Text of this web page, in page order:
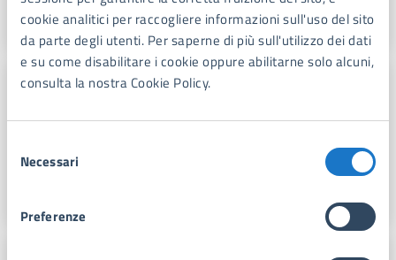
cookie analitici per raccogliere informazioni sull'uso del sito
da parte degli utenti. Per saperne di più sull'utilizzo dei dati
e su come disabilitare i cookie oppure abilitarne solo alcuni,
consulta la nostra Cookie Policy.
delNecessari
Preferenze
SERVIZI DEMOGRAFICI ELETTORALI CIMITERIALI
certificati relativi a cittadini iscritti all’ANPR, per
svolgere investigazioni difensive o far valere un diritto